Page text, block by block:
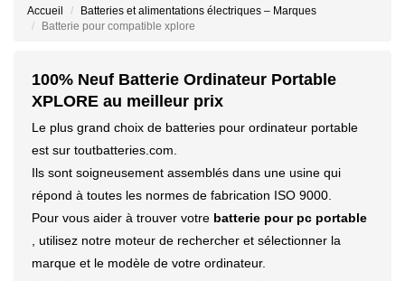
Accueil
Batteries et alimentations électriques – Marques
Batterie pour compatible xplore
100% Neuf Batterie Ordinateur Portable
XPLORE au meilleur prix
Le plus grand choix de batteries pour ordinateur portable
est sur toutbatteries.com.
Ils sont soigneusement assemblés dans une usine qui
répond à toutes les normes de fabrication ISO 9000.
Pour vous aider à trouver votre batterie pour pc portable
, utilisez notre moteur de rechercher et sélectionner la
marque et le modèle de votre ordinateur.